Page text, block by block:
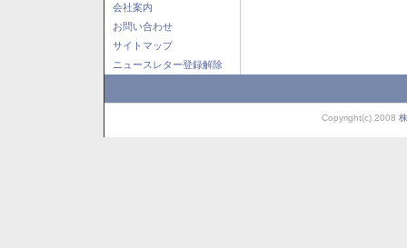
会社案内
お問い合わせ
サイトマップ
ニュースレター登録解除
Copyright(c) 2008